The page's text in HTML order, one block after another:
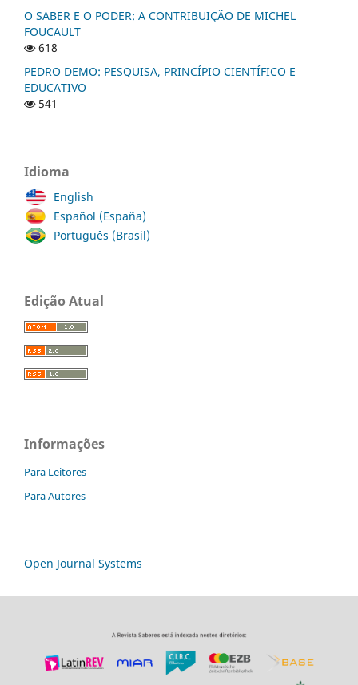
O SABER E O PODER: A CONTRIBUIÇÃO DE MICHEL
FOUCAULT
618
PEDRO DEMO: PESQUISA, PRINCÍPIO CIENTÍFICO E
EDUCATIVO
541
Idioma
English
Español (España)
Português (Brasil)
Edição Atual
Informações
Para Leitores
Para Autores
Open Journal Systems